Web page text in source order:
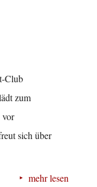
Club
zum
vor
sich über
mehr lesen